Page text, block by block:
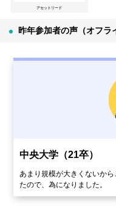
アセットリード
昨年参加者の声（オフラ
中央大学（21卒）
あまり規模が大きくないか
たので、為になりました。